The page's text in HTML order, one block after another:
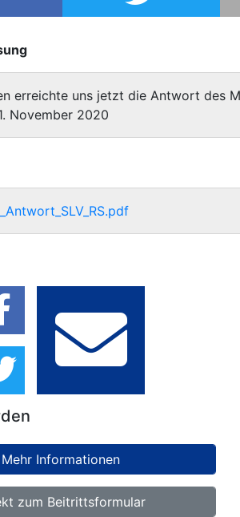
erreichte uns jetzt die Antwort des
November 2020
Mehr Informationen
zum Beitrittsformular